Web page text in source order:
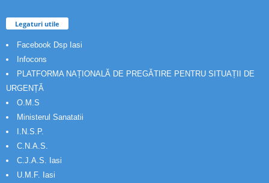
Legaturi utile
Facebook Dsp Iasi
Infocons
PLATFORMA NAȚIONALĂ DE PREGĂTIRE PENTRU SITUAȚII DE
URGENȚĂ
O.M.S
Ministerul Sanatatii
I.N.S.P.
C.N.A.S.
C.J.A.S. Iasi
U.M.F. Iasi